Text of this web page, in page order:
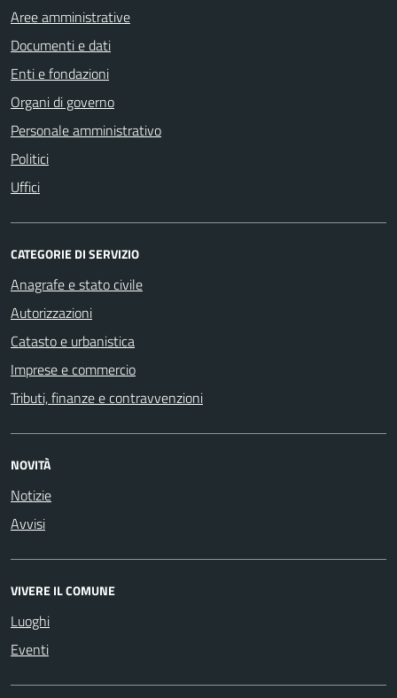
Aree amministrative
Documenti e dati
Enti e fondazioni
Organi di governo
Personale amministrativo
Politici
Uffici
CATEGORIE DI SERVIZIO
Anagrafe e stato civile
Autorizzazioni
Catasto e urbanistica
Imprese e commercio
Tributi, finanze e contravvenzioni
NOVITÀ
Notizie
Avvisi
VIVERE IL COMUNE
Luoghi
Eventi